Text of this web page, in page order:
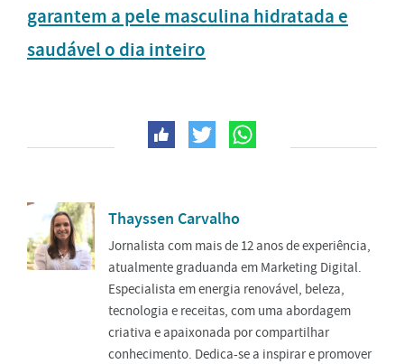
garantem a pele masculina hidratada e
saudável o dia inteiro
Thayssen Carvalho
Jornalista com mais de 12 anos de experiência,
atualmente graduanda em Marketing Digital.
Especialista em energia renovável, beleza,
tecnologia e receitas, com uma abordagem
criativa e apaixonada por compartilhar
conhecimento. Dedica-se a inspirar e promover